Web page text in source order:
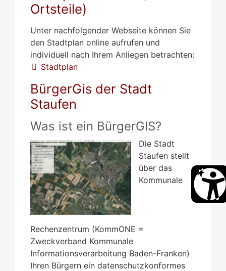
Ortsteile)
Unter nachfolgender Webseite können Sie
den Stadtplan online aufrufen und
individuell nach Ihrem Anliegen betrachten:
Stadtplan
BürgerGis der Stadt
Staufen
Was ist ein BürgerGIS?
Die Stadt
Staufen stellt
über das
Kommunale
Rechenzentrum (KommONE =
Zweckverband Kommunale
Informationsverarbeitung Baden-Franken)
Ihren Bürgern ein datenschutzkonformes